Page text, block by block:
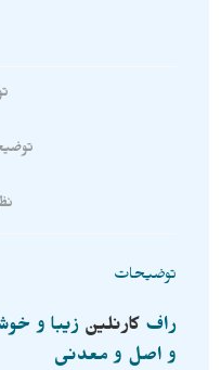
توضیحات
راف کارنلین زیبا و
و اصل و معدنی